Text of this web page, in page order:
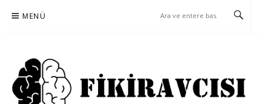
atla
MENÜ